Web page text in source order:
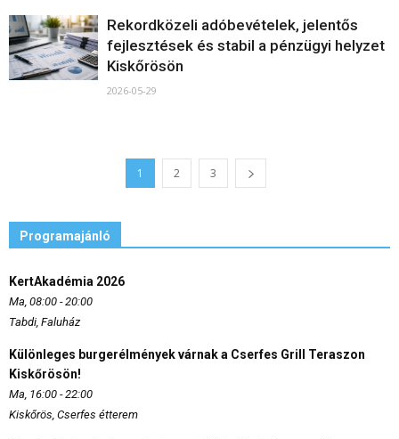
Rekordközeli adóbevételek, jelentős
fejlesztések és stabil a pénzügyi helyzet
Kiskőrösön
2026-05-29
1 2 3
Programajánló
KertAkadémia 2026
Ma, 08:00 - 20:00
Tabdi, Faluház
Különleges burgerélmények várnak a Cserfes Grill Teraszon
Kiskőrösön!
Ma, 16:00 - 22:00
Kiskőrös, Cserfes étterem